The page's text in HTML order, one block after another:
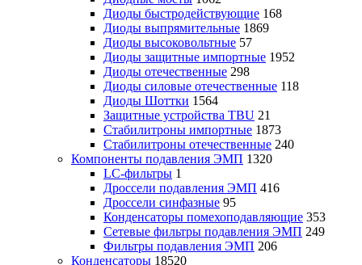
Диоды быстродействующие 168
Диоды выпрямительные 1869
Диоды высоковольтные 57
Диоды защитные импортные 1952
Диоды отечественные 298
Диоды силовые отечественные 118
Диоды Шоттки 1564
Защитные устройства TBU 21
Стабилитроны импортные 1873
Стабилитроны отечественные 240
Компоненты подавления ЭМП 1320
LC-фильтры 1
Дроссели подавления ЭМП 416
Дроссели синфазные 95
Конденсаторы помехоподавляющие 353
Сетевые фильтры подавления ЭМП 249
Фильтры подавления ЭМП 206
Конденсаторы 18520